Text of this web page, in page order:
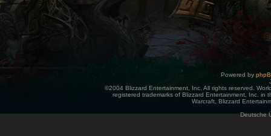
Powered by
©2004 Blizzard Entertainment, Inc. All rights reserved.
registered trademarks of Blizzard Entertainment, Inc. in
Warcraft, Blizzard
Deutsche